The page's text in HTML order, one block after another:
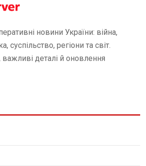
новини України: війна,
суспільство, регіони та світ.
важливі деталі й оновлення